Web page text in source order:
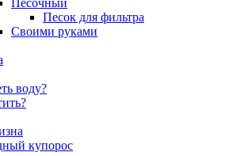
Песочный
Песок для фильтра
Своими руками
воду?
купорос